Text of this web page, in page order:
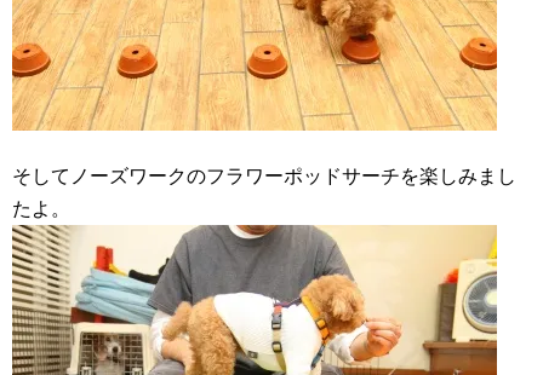
そしてノーズワークのフラワーポッドサーチを楽しみまし
たよ。